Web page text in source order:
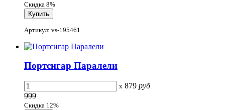
Скидка 8%
Артикул: vs-195461
Портсигар Паралели
x 879 руб
999
Скидка 12%